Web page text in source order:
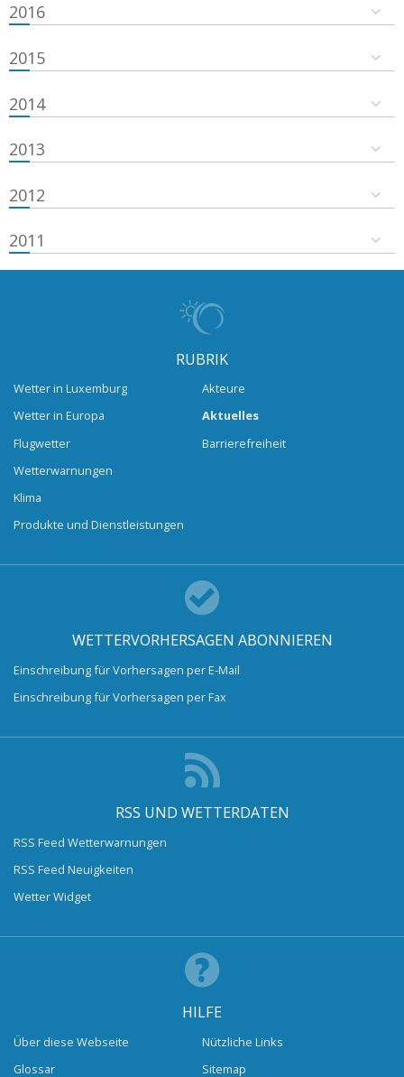
2016
2015
2014
2013
2012
2011
RUBRIK
Wetter in Luxemburg
Wetter in Europa
Flugwetter
Wetterwarnungen
Klima
Produkte und Dienstleistungen
Akteure
Aktuelles
Barrierefreiheit
WETTERVORHERSAGEN ABONNIEREN
Einschreibung für Vorhersagen per E-Mail
Einschreibung für Vorhersagen per Fax
RSS UND WETTERDATEN
RSS Feed Wetterwarnungen
RSS Feed Neuigkeiten
Wetter Widget
HILFE
Über diese Webseite
Glossar
Nützliche Links
Sitemap